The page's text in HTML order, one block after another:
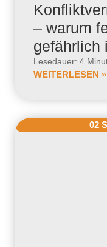
– warum
gefährlich
Lesedauer: 4
WEITERLESEN »
02